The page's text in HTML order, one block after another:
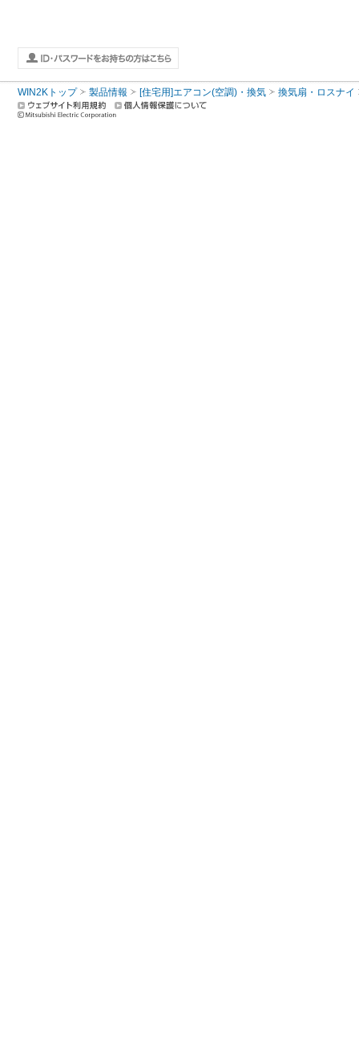
WIN2Kトップ 製品情報 [住宅用]エアコン(空調)・換気 換気扇・ロスナイ